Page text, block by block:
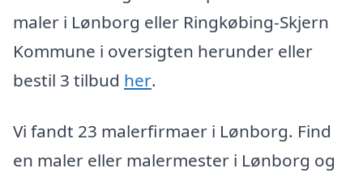
maler i Lønborg eller Ringkøbing-Skjern
Kommune i oversigten herunder eller
bestil 3 tilbud her.
Vi fandt 23 malerfirmaer i Lønborg. Find
en maler eller malermester i Lønborg og